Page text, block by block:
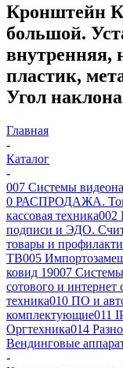
Кронштейн
большой.
внутренняя,
пластик,
Угол
Главная
-
Каталог
-
007 Системы
0 РАСПРОДАЖА.
кассовая техника002
подписи и ЭДО.
товары и
ТВ005
ковид 19007
сотового и интернет
техника010 ПО и
комплектующие011
Оргтехника014
Вендинговые
-